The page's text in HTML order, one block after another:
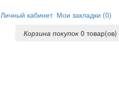
Личный кабинет Мои закладки (0)
Корзина покупок 0